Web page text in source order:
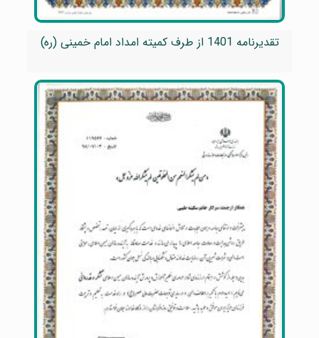
تقدیرنامه 1401 از طرف کمیته امداد امام خمینی (ره)